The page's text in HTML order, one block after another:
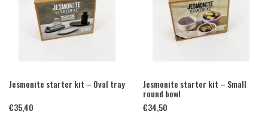
Jesmonite starter kit – Oval tray
€35,40
Jesmonite starter kit – Small
round bowl
€34,50